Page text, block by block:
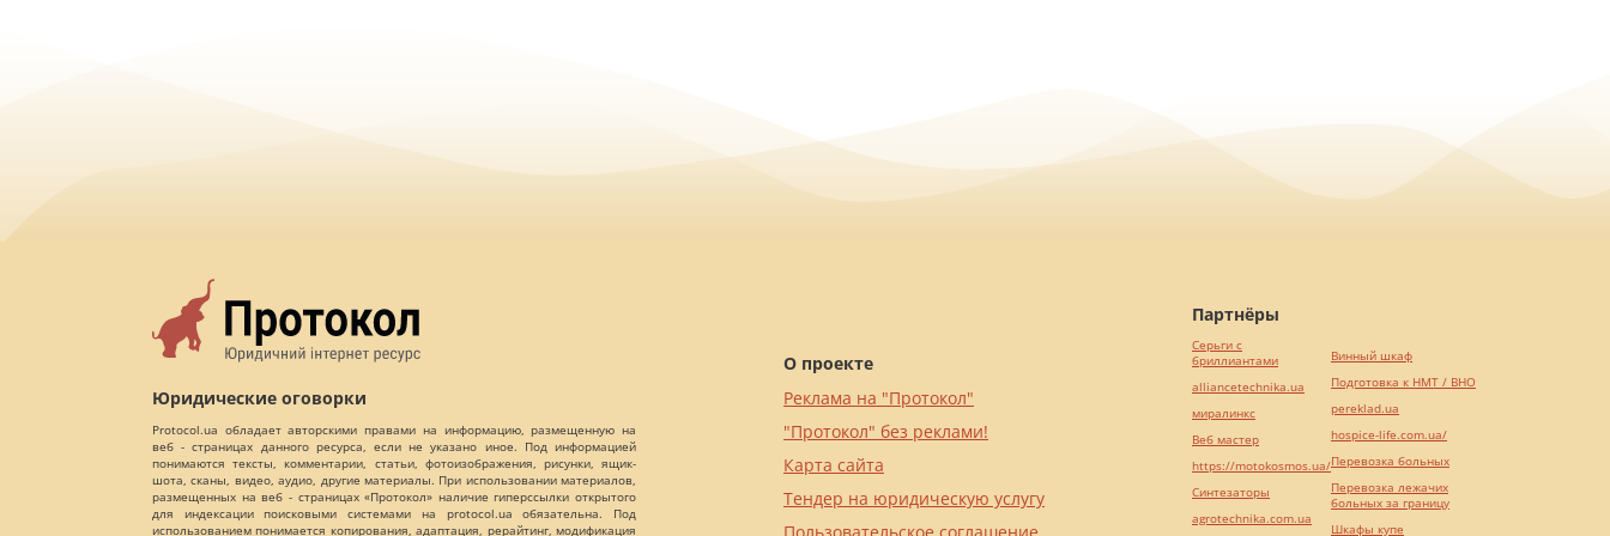
Юридические оговорки
Protocol.ua обладает авторскими правами на информацию, размещенную на
веб - страницах данного ресурса, если не указано иное. Под информацией
понимаются тексты, комментарии, статьи, фотоизображения, рисунки, ящик-
шота, сканы, видео, аудио, другие материалы. При использовании материалов,
размещенных на веб - страницах «Протокол» наличие гиперссылки открытого
для индексации поисковыми системами на protocol.ua обязательна. Под
использованием понимается копирования, адаптация, рерайтинг, модификация
О проекте
Реклама на "Протокол"
"Протокол" без реклами!
Карта сайта
Тендер на юридическую услугу
Партнёры
Серьги с
бриллиантами
alliancetechnika.ua
миралинкс
Веб мастер
https://motokosmos.ua/
Синтезаторы
agrotechnika.com.ua
Винный шкаф
Подготовка к НМТ / ВНО
pereklad.ua
hospice-life.com.ua/
Перевозка больных
Перевозка лежачих
больных за границу
Шкафы купе